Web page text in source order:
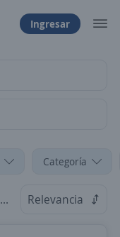
Ingresar
Categoría
Relevancia